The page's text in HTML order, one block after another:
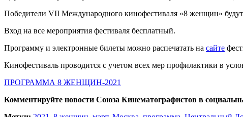
Победители VII Международного кинофестиваля «8 женщин»
Вход на все мероприятия фестиваля бесплатный.
Программу и электронные билеты можно распечатать на сайте
Кинофестиваль проводится с учетом всех мер профилактики в
ПРОГРАММА 8 ЖЕНЩИН-2021
Комментируйте новости Союза Кинематографистов в